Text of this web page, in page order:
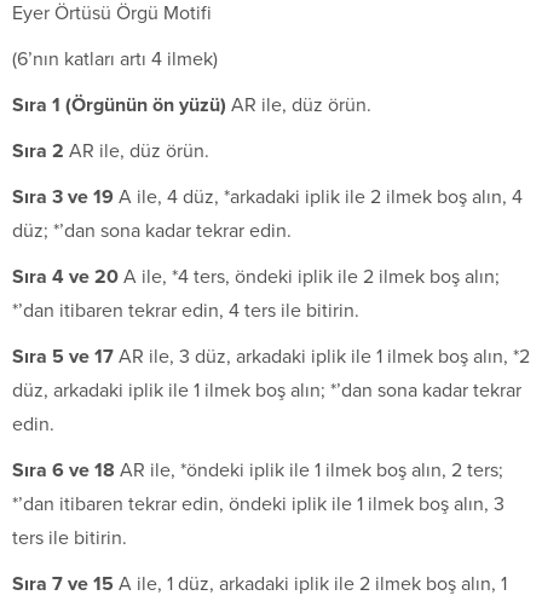
Eyer Örtüsü Örgü Motifi
(6’nın katları artı 4 ilmek)
Sıra 1 (Örgünün ön yüzü) AR ile, düz örün.
Sıra 2 AR ile, düz örün.
Sıra 3 ve 19 A ile, 4 düz, *arkadaki iplik ile 2 ilmek boş alın, 4
düz; *’dan sona kadar tekrar edin.
Sıra 4 ve 20 A ile, *4 ters, öndeki iplik ile 2 ilmek boş alın;
*’dan itibaren tekrar edin, 4 ters ile bitirin.
Sıra 5 ve 17 AR ile, 3 düz, arkadaki iplik ile 1 ilmek boş alın, *2
düz, arkadaki iplik ile 1 ilmek boş alın; *’dan sona kadar tekrar
edin.
Sıra 6 ve 18 AR ile, *öndeki iplik ile 1 ilmek boş alın, 2 ters;
*’dan itibaren tekrar edin, öndeki iplik ile 1 ilmek boş alın, 3
ters ile bitirin.
Sıra 7 ve 15 A ile, 1 düz, arkadaki iplik ile 2 ilmek boş alın, 1